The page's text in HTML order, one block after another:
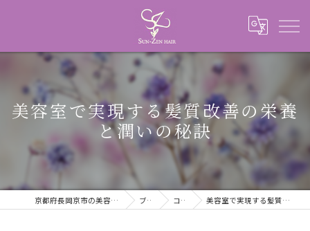
美容室で実現する髪質改善の栄養
と潤いの秘訣
京都府長岡京市の美容室ならSUN-ZEN HAIR ブログ コラム 美容室で実現する髪質改善の栄養と潤いの秘訣